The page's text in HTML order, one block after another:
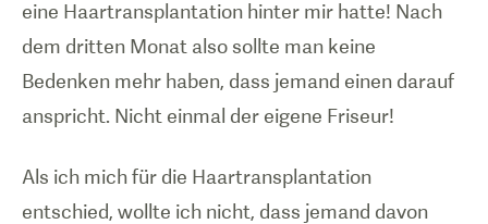
eine Haartransplantation hinter mir hatte! Nach
dem dritten Monat also sollte man keine
Bedenken mehr haben, dass jemand einen darauf
anspricht. Nicht einmal der eigene Friseur!
Als ich mich für die Haartransplantation
entschied, wollte ich nicht, dass jemand davon